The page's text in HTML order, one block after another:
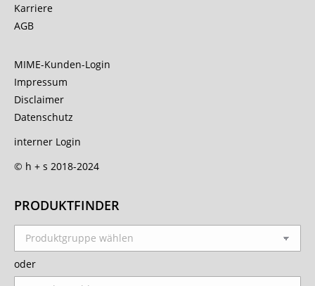
Karriere
AGB
MIME-Kunden-Login
Impressum
Disclaimer
Datenschutz
interner Login
© h + s 2018-2024
PRODUKTFINDER
oder